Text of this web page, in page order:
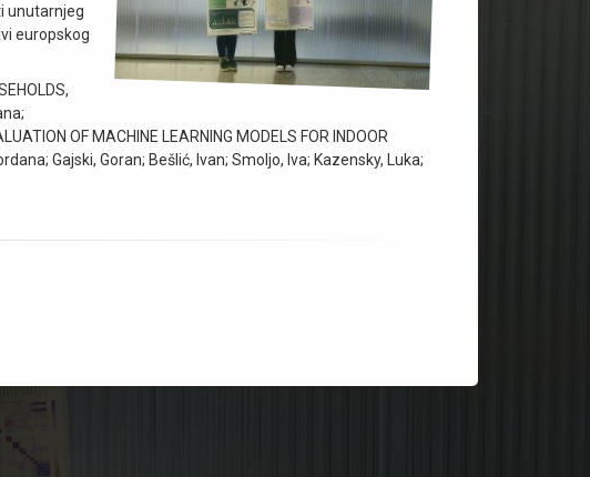
unutarnjeg
europskog
OF MACHINE LEARNING MODELS FOR INDOOR
Gajski, Goran; Bešlić, Ivan; Smoljo, Iva; Kazensky, Luka;